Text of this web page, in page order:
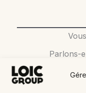
Parlons-